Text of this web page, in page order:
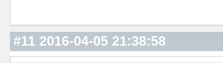
#11 2016-04-05 21:38:58